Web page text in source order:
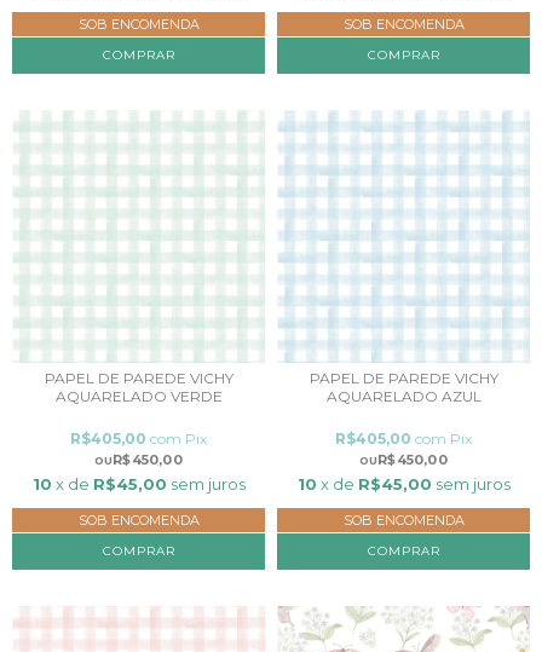
SOB ENCOMENDA
COMPRAR
SOB ENCOMENDA
COMPRAR
PAPEL DE PAREDE VICHY
AQUARELADO VERDE
R$450,00
R$405,00 com Pix
10 x de R$45,00 sem juros
SOB ENCOMENDA
COMPRAR
PAPEL DE PAREDE VICHY
AQUARELADO AZUL
R$450,00
R$405,00 com Pix
10 x de R$45,00 sem juros
SOB ENCOMENDA
COMPRAR